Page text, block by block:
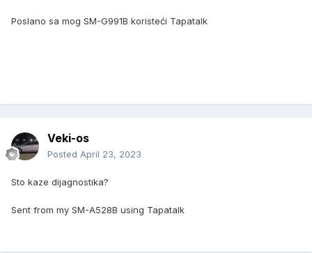
Poslano sa mog SM-G991B koristeći Tapatalk
Veki-os
Posted April 23, 2023
Sto kaze dijagnostika?
Sent from my SM-A528B using Tapatalk